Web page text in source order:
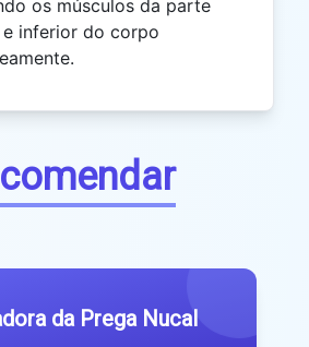
os músculos da parte
e inferior do corpo
da Prega Nucal